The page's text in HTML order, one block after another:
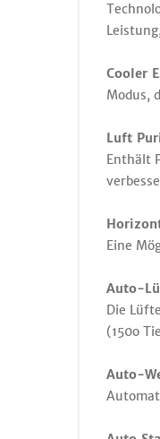
Cooler
Modus,
Luft
Enthält
Eine
Auto-
Die
(150o
Auto-